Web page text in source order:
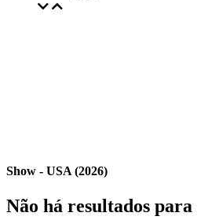
Show - USA (2026)
Não há resultados para